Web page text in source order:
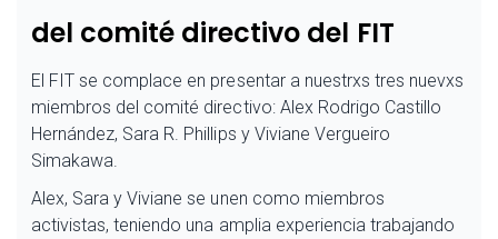
del comité directivo del FIT
El FIT se complace en presentar a nuestrxs tres nuevxs
miembros del comité directivo: Alex Rodrigo Castillo
Hernández, Sara R. Phillips y Viviane Vergueiro
Simakawa.
Alex, Sara y Viviane se unen como miembros
activistas, teniendo una amplia experiencia trabajando